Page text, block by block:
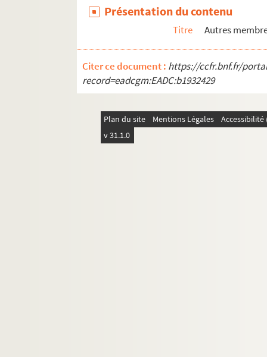
Présentation du contenu
Titre Autres
Citer ce document : https://ccfr.bnf.fr/
record=eadcgm:EADC:b1932429
Plan du site Mentions Légales
v 31.1.0